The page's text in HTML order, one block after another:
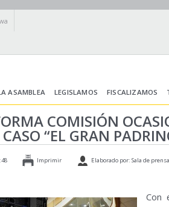
ASAMBLEA LEGISLAMOS FISCALIZAMOS
COMISIÓN
“EL GRAN
Imprimir Elaborado por: Sala de prensa
Con